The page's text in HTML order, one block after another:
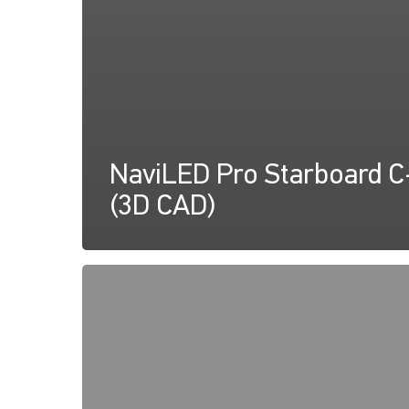
NaviLED Pro Starboard
(3D CAD)